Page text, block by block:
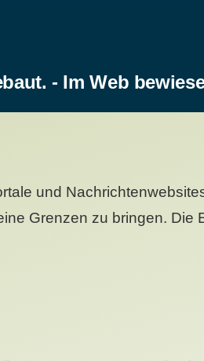
- Im Web
und
Grenzen zu bringen. Die